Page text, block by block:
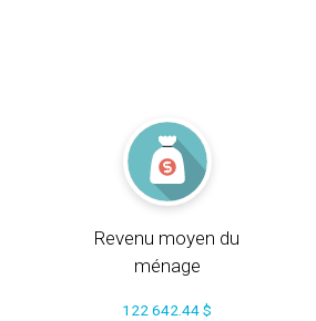
Revenu moyen du
ménage
122 642.44 $